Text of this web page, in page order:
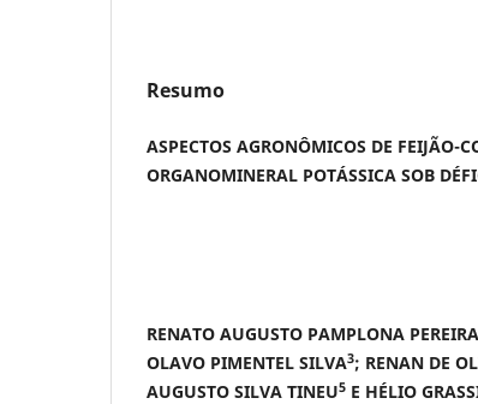
Resumo
ASPECTOS AGRONÔMICOS DE FEIJÃO-
ORGANOMINERAL POTÁSSICA SOB
RENATO AUGUSTO PAMPLONA PEREIRA
OLAVO PIMENTEL SILVA3; RENAN DE
AUGUSTO SILVA TINEU5 E HÉLIO